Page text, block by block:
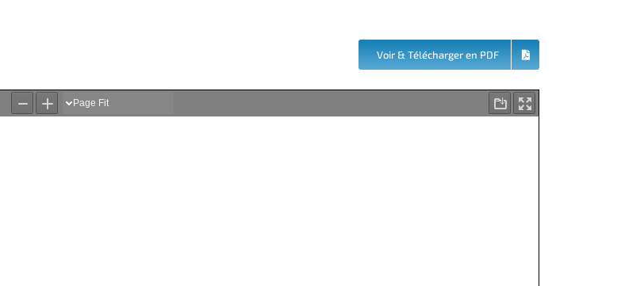
Voir & Télécharger en PDF